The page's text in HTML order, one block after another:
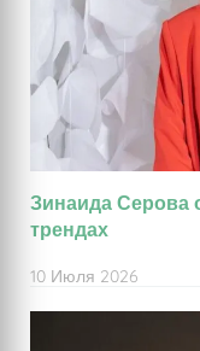
Зинаида Серова
трендах
10 Июля 2026